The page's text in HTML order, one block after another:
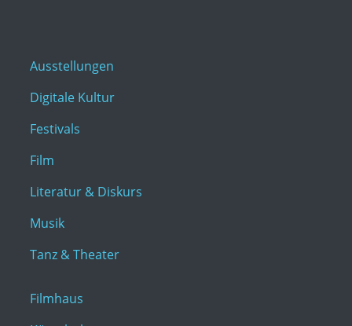
Ausstellungen
Digitale Kultur
Festivals
Film
Literatur & Diskurs
Musik
Tanz & Theater
Filmhaus